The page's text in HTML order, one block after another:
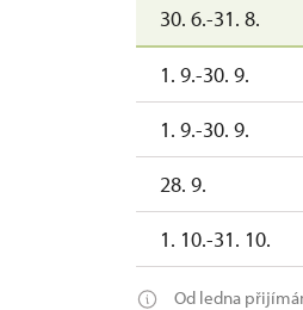
30. 6.-31. 8.
1. 9.-30. 9.
1. 9.-30. 9.
28. 9.
1. 10.-31. 10.
Od ledna